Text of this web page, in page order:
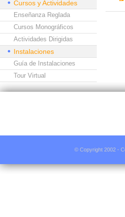
Cursos y Actividades
Enseñanza Reglada
Cursos Monográficos
Actividades Dirigidas
Instalaciones
Guía de Instalaciones
Tour Virtual
© Copyright 2002 -